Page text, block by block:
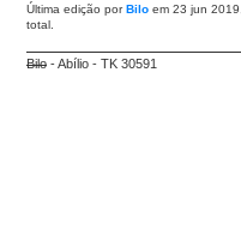
Última edição porBilo em 23 jun
total.
Bilo - Abílio - TK 30591